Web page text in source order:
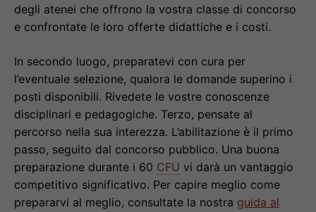
degli atenei che offrono la vostra classe di concorso
e confrontate le loro offerte didattiche e i costi.
In secondo luogo, preparatevi con cura per
l’eventuale selezione, qualora le domande superino i
posti disponibili. Rivedete le vostre conoscenze
disciplinari e pedagogiche. Terzo, pensate al
percorso nella sua interezza. L’abilitazione è il primo
passo, seguito dal concorso pubblico. Una buona
preparazione durante i 60 CFU vi darà un vantaggio
competitivo significativo. Per capire meglio come
prepararvi al meglio, consultate la nostra guida al